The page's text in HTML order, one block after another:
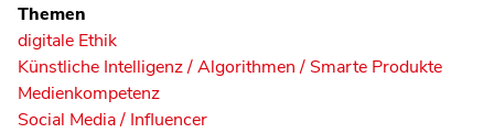
Themen
digitale Ethik
Künstliche Intelligenz / Algorithmen / Smarte Produkte
Medienkompetenz
Social Media / Influencer